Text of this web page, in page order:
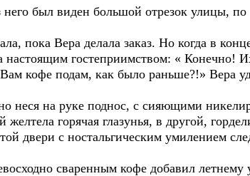
был виден большой отрезок улицы, по
пока Вера делала заказ. Но когда в
гостеприимством: « Конечно!
кофе подам, как было раньше?!» Вера
неся на руке поднос, с сияющими
горячая глазунья, в другой,
двери с ностальгическим умилением
сваренным кофе добавил летнему